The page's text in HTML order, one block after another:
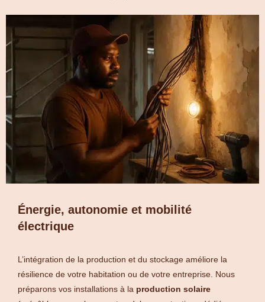
Énergie, autonomie et mobilité
électrique
L’intégration de la production et du stockage améliore la
résilience de votre habitation ou de votre entreprise. Nous
préparons vos installations à la production solaire